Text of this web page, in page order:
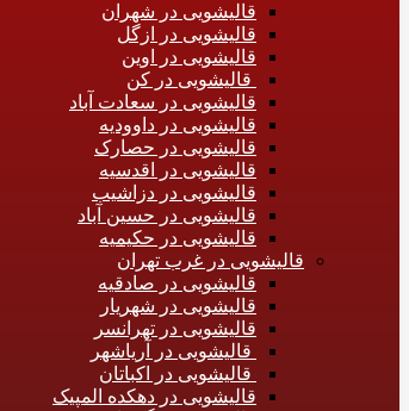
قالیشویی در شهران
قالیشویی در ازگل
قالیشویی در اوین
قالیشویی در کن
قالیشویی در سعادت آباد
قالیشویی در داوودیه
قالیشویی در حصارک
قالیشویی در اقدسیه
قالیشویی در دزاشیب
قالیشویی در حسین آباد
قالیشویی در حکیمیه
قالیشویی در غرب تهران
قالیشویی در صادقیه
قالیشویی در شهریار
قالیشویی در تهرانسر
قالیشویی در آریاشهر
قالیشویی در اکباتان
قالیشویی در دهکده المپیک